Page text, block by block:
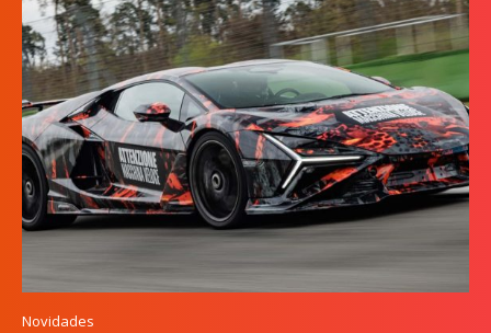
Novidades